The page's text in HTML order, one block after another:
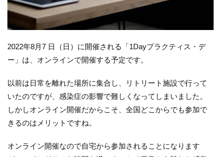
2022年8月7 日（日）に開催される「1Dayプラクティス・デ
ー」は、オンラインで開催する予定です。
以前は日常を離れた場所に集合し、リトリート施設で行って
いたのですが、感染症の影響で難しくなってしまいました。
しかしオンライン開催だからこそ、全国どこからでも参加で
きるのはメリットですね。
オンライン開催なので自宅から参加されることになります